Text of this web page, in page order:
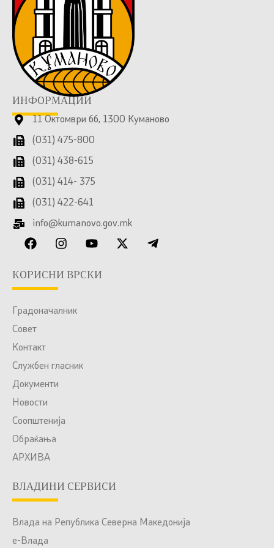
ИНФОРМАЦИИ
11 Октомври бб, 1300 Куманово
(031) 475-800
(031) 438-615
(031) 414- 375
(031) 422-641
info@kumanovo.gov.mk
КОРИСНИ ВРСКИ
Градоначалник
Совет
Контакт
Службен гласник
Документи
Новости
Соопштенија
Обраќања
АРХИВА
ВЛАДИНИ СЕРВИСИ
Влада на Република Северна Македонија
е-Влада